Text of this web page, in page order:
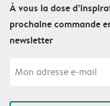
À vous la dose
prochaine commande
newsletter